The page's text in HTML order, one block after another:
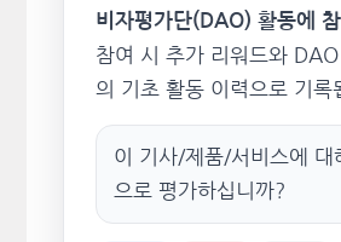
비자평가단(DAO) 활동에
참여 시 추가 리워드와
의 기초 활동 이력으로 기록
이 기사/제품/서비스에 대
으로 평가하십니까?